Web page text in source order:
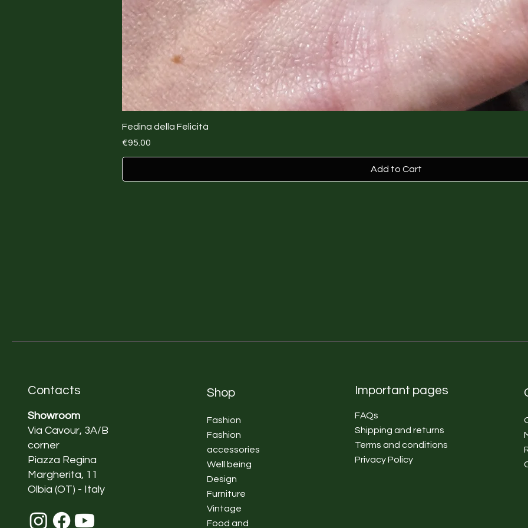
Fedina della Felicità
Price
€95.00
Add to Cart
Contacts
Showroom
Via Cavour, 3A/B
corner
Piazza Regina
Margherita, 11
Olbia (OT) - Italy
Shop
Fashion
Fashion
accessories
Well being
Design
Furniture
Vintage
Food and
Important pages
FAQs
Shipping and returns
Terms and conditions
Privacy Policy